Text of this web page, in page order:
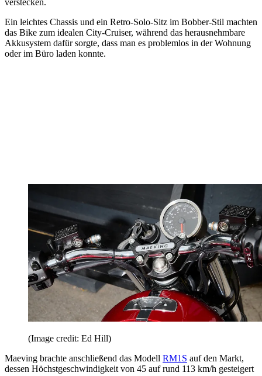
verstecken.
Ein leichtes Chassis und ein Retro-Solo-Sitz im Bobber-Stil machten
das Bike zum idealen City-Cruiser, während das herausnehmbare
Akkusystem dafür sorgte, dass man es problemlos in der Wohnung
oder im Büro laden konnte.
(Image credit: Ed Hill)
Maeving brachte anschließend das Modell RM1S auf den Markt,
dessen Höchstgeschwindigkeit von 45 auf rund 113 km/h gesteigert